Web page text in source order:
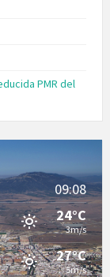
PMR del
09:08
24°C
3m/s
27°C
5m/s